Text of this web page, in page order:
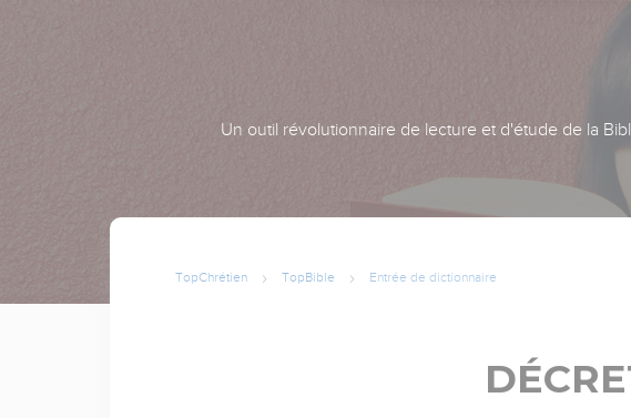
Un outil révolutionnaire de lecture et d'étude de la
TopChrétien TopBible Entrée de dictionnaire